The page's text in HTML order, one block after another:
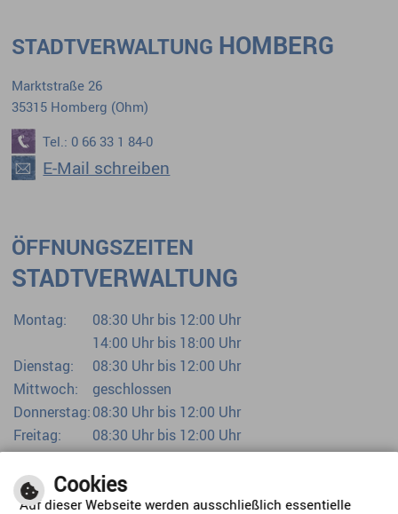
STADTVERWALTUNG HOMBERG
Marktstraße 26
35315 Homberg (Ohm)
Tel.: 0 66 33 1 84-0
E-Mail schreiben
ÖFFNUNGSZEITEN
STADTVERWALTUNG
Montag:
08:30 Uhr bis 12:00 Uhr
14:00 Uhr bis 18:00 Uhr
Dienstag:
08:30 Uhr bis 12:00 Uhr
Mittwoch:
geschlossen
Donnerstag:08:30 Uhr bis 12:00 Uhr
Freitag:
08:30 Uhr bis 12:00 Uhr
Bürgerbüro bereits ab 07:00 Uhr
Cookies
Auf dieser Webseite werden ausschließlich essentielle